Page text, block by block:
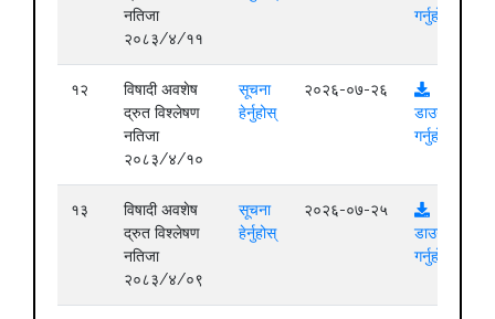
नतिजा
२०८३/४/११
गर्नुहोस्
१२
विषादी अवशेष
द्रुत विश्लेषण
नतिजा
२०८३/४/१०
सूचना
हेर्नुहोस्
२०२६-०७-२६
डाउनलोड
गर्नुहोस्
१३
विषादी अवशेष
द्रुत विश्लेषण
नतिजा
२०८३/४/०९
सूचना
हेर्नुहोस्
२०२६-०७-२५
डाउनलोड
गर्नुहोस्